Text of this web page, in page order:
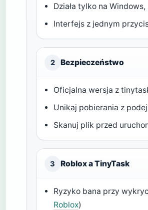
Działa tylko na
Interfejs z jednym
2 Bezpieczeństwo
Oficjalna wersja z
Unikaj pobierania z
Skanuj plik przed
3 Roblox a TinyTask
Ryzyko bana przy
Roblox)